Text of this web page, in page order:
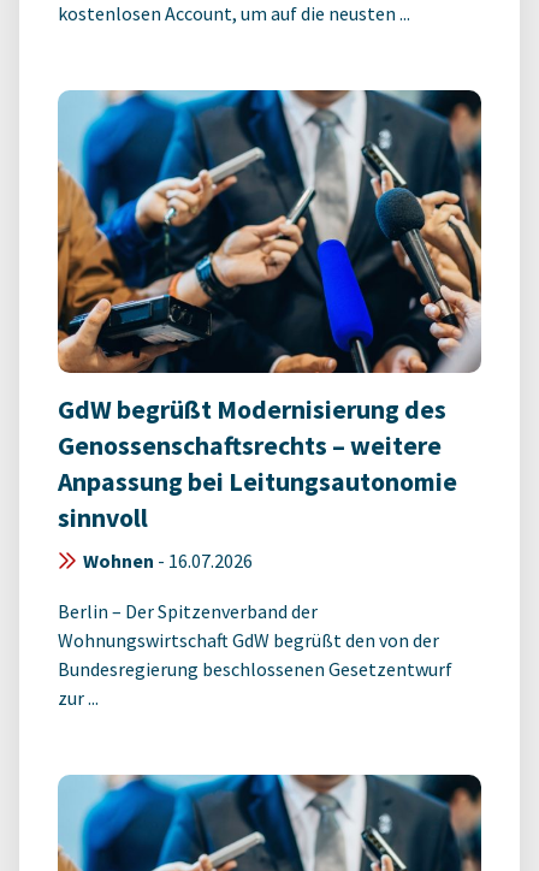
kostenlosen Account, um auf die neusten ...
GdW begrüßt Modernisierung des
Genossenschaftsrechts – weitere
Anpassung bei Leitungsautonomie
sinnvoll
Wohnen - 16.07.2026
Berlin – Der Spitzenverband der
Wohnungswirtschaft GdW begrüßt den von der
Bundesregierung beschlossenen Gesetzentwurf
zur ...